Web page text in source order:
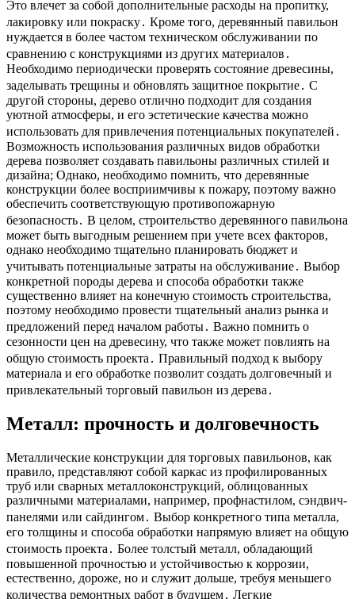
Это влечет за собой дополнительные расходы на пропитку,
лакировку или покраску․ Кроме того, деревянный павильон
нуждается в более частом техническом обслуживании по
сравнению с конструкциями из других материалов․
Необходимо периодически проверять состояние древесины,
заделывать трещины и обновлять защитное покрытие․ С
другой стороны, дерево отлично подходит для создания
уютной атмосферы, и его эстетические качества можно
использовать для привлечения потенциальных покупателей․
Возможность использования различных видов обработки
дерева позволяет создавать павильоны различных стилей и
дизайна; Однако, необходимо помнить, что деревянные
конструкции более восприимчивы к пожару, поэтому важно
обеспечить соответствующую противопожарную
безопасность․ В целом, строительство деревянного павильона
может быть выгодным решением при учете всех факторов,
однако необходимо тщательно планировать бюджет и
учитывать потенциальные затраты на обслуживание․ Выбор
конкретной породы дерева и способа обработки также
существенно влияет на конечную стоимость строительства,
поэтому необходимо провести тщательный анализ рынка и
предложений перед началом работы․ Важно помнить о
сезонности цен на древесину, что также может повлиять на
общую стоимость проекта․ Правильный подход к выбору
материала и его обработке позволит создать долговечный и
привлекательный торговый павильон из дерева․
Металл: прочность и долговечность
Металлические конструкции для торговых павильонов, как
правило, представляют собой каркас из профилированных
труб или сварных металлоконструкций, облицованных
различными материалами, например, профнастилом, сэндвич-
панелями или сайдингом․ Выбор конкретного типа металла,
его толщины и способа обработки напрямую влияет на общую
стоимость проекта․ Более толстый металл, обладающий
повышенной прочностью и устойчивостью к коррозии,
естественно, дороже, но и служит дольше, требуя меньшего
количества ремонтных работ в будущем․ Легкие